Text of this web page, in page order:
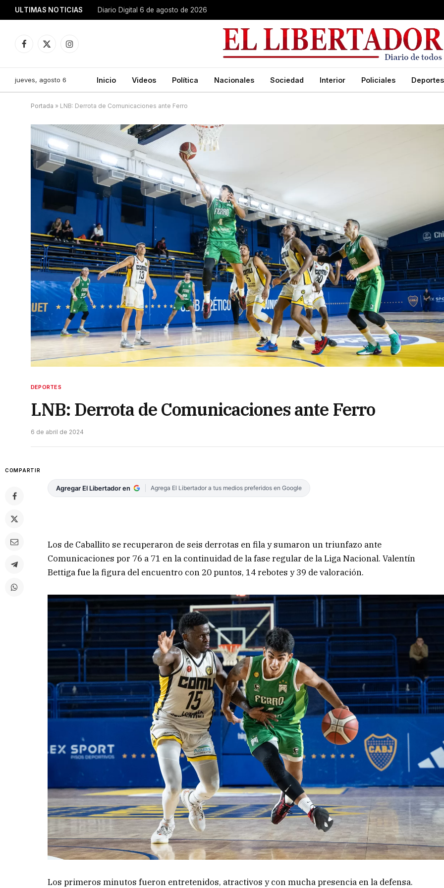
ULTIMAS NOTICIAS Diario Digital 6 de agosto de 2026
Facebook
X
Instagram
jueves, agosto 6 Inicio Videos Política Nacionales Sociedad Interior Policiales Deportes
Portada » LNB: Derrota de Comunicaciones ante Ferro
DEPORTES
LNB: Derrota de Comunicaciones ante Ferro
6 de abril de 2024
COMPARTIR
Agregar El Libertador en Agrega El Libertador a tus medios preferidos en Google
Los de Caballito se recuperaron de seis derrotas en fila y sumaron un triunfazo ante
Comunicaciones por 76 a 71 en la continuidad de la fase regular de la Liga Nacional. Valentín
Bettiga fue la figura del encuentro con 20 puntos, 14 rebotes y 39 de valoración.
Los primeros minutos fueron entretenidos, atractivos y con mucha presencia en la defensa.